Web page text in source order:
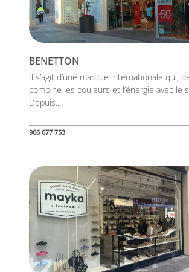
BENETTON
Il s’agit d’une marque internationale qui,
combine les couleurs et l’énergie avec le
Depuis...
966 677 753